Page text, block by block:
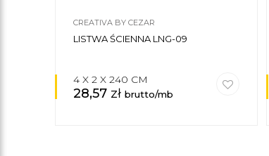
CREATIVA BY CEZAR
LISTWA ŚCIENNA LNG-09
4 X 2 X 240 CM
28,57 zł brutto/mb